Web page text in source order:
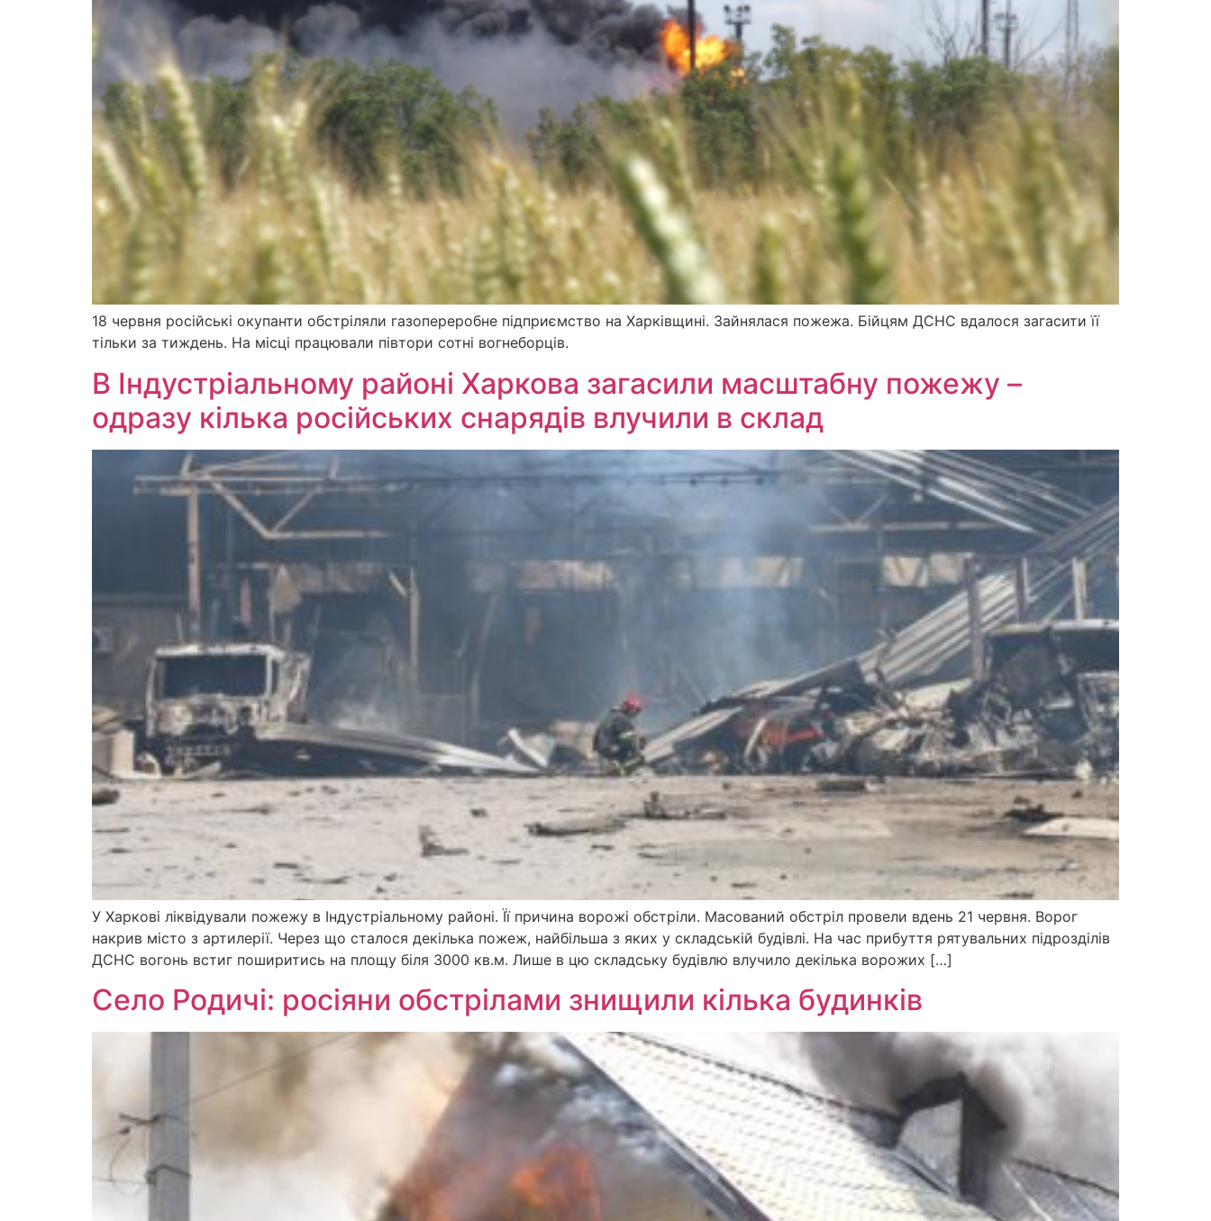
18 червня російські окупанти обстріляли газопереробне підприємство на Харківщині. Зайнялася пожежа. Бійцям ДСНС вдалося загасити її
тільки за тиждень. На місці працювали півтори сотні вогнеборців.
В Індустріальному районі Харкова загасили масштабну пожежу –
одразу кілька російських снарядів влучили в склад
У Харкові ліквідували пожежу в Індустріальному районі. Її причина ворожі обстріли. Масований обстріл провели вдень 21 червня. Ворог
накрив місто з артилерії. Через що сталося декілька пожеж, найбільша з яких у складській будівлі. На час прибуття рятувальних підрозділів
ДСНС вогонь встиг поширитись на площу біля 3000 кв.м. Лише в цю складську будівлю влучило декілька ворожих […]
Село Родичі: росіяни обстрілами знищили кілька будинків